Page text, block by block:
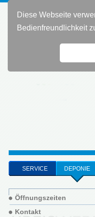
Diese Webseite
Bedienfreundlichkeit
SERVICE DEPONIE
Öffnungszeiten
Kontakt